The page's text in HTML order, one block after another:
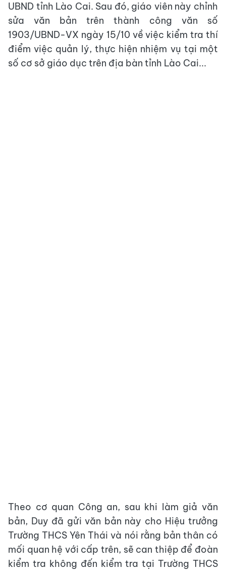
UBND tỉnh Lào Cai. Sau đó, giáo viên này chỉnh
sửa văn bản trên thành công văn số
1903/UBND-VX ngày 15/10 về việc kiểm tra thí
điểm việc quản lý, thực hiện nhiệm vụ tại một
số cơ sở giáo dục trên địa bàn tỉnh Lào Cai...
Theo cơ quan Công an, sau khi làm giả văn
bản, Duy đã gửi văn bản này cho Hiệu trưởng
Trường THCS Yên Thái và nói rằng bản thân có
mối quan hệ với cấp trên, sẽ can thiệp để đoàn
kiểm tra không đến kiểm tra tại Trường THCS